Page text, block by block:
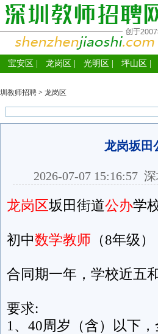
宝安区 龙岗区 光明区 坪山区
圳教师招聘 > 龙岗区
龙岗坂田
2026-07-07 15:16:57
龙岗区坂田街道公办学
初中数学教师 （8年级）
合同期一年，学校近五
要求:
1、40周岁（含）以下